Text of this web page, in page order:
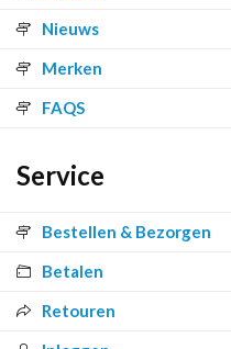
Nieuws
Merken
FAQS
Service
Bestellen & Bezorgen
Betalen
Retouren